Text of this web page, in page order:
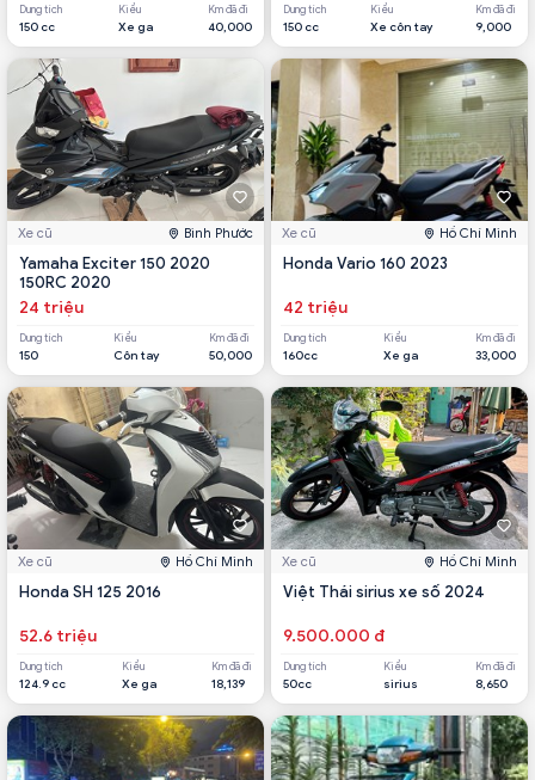
Dung tích
150 cc
Kiểu
Xe ga
Km đã đi
40,000
Dung tích
150 cc
Kiểu
Xe côn tay
Km đã đi
9,000
Xe cũ Bình Phước
Yamaha Exciter 150 2020
150RC 2020
24 triệu
Dung tích
150
Kiểu
Côn tay
Km đã đi
50,000
Xe cũ Hồ Chí Minh
Honda Vario 160 2023
42 triệu
Dung tích
160cc
Kiểu
Xe ga
Km đã đi
33,000
Xe cũ Hồ Chí Minh
Honda SH 125 2016
52.6 triệu
Dung tích
124.9 cc
Kiểu
Xe ga
Km đã đi
18,139
Xe cũ Hồ Chí Minh
Việt Thái sirius xe số 2024
9.500.000 đ
Dung tích
50cc
Kiểu
sirius
Km đã đi
8,650